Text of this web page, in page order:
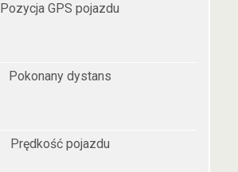
Pozycja GPS pojazdu
Pokonany dystans
Prędkość pojazdu